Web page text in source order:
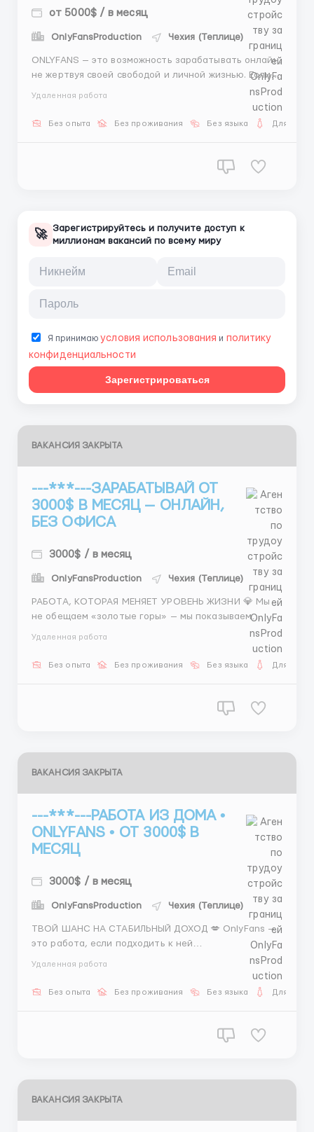
от 5000$ / в месяц
OnlyFansProduction Чехия (Теплице)
ONLYFANS — это возможность зарабатывать онлайн,
не жертвуя своей свободой и личной жизнью. Если
графиков и постоянных ограничений — этот формат
может подойти именно тебе. Мы работаем как с
Удаленная работа
Без опыта Без проживания Без языка Для
🚀 Зарегистрируйтесь и получите доступ к
миллионам вакансий по всему миру
Я принимаюусловия использования и политику
конфиденциальности
Зарегистрироваться
ВАКАНСИЯ ЗАКРЫТА
---***---ЗАРАБАТЫВАЙ ОТ
3000$ В МЕСЯЦ — ОНЛАЙН,
БЕЗ ОФИСА
3000$ / в месяц
OnlyFansProduction Чехия (Теплице)
РАБОТА, КОТОРАЯ МЕНЯЕТ УРОВЕНЬ ЖИЗНИ 💎 Мы
не обещаем «золотые горы» — мы показываем
доход моделей — от 3000$ 🕒 Занятость — 2–4 часа
в день Ты не одна — с тобой команда
Удаленная работа
Без опыта Без проживания Без языка Для
ВАКАНСИЯ ЗАКРЫТА
---***---РАБОТА ИЗ ДОМА •
ONLYFANS • ОТ 3000$ В
МЕСЯЦ
3000$ / в месяц
OnlyFansProduction Чехия (Теплице)
ТВОЙ ШАНС НА СТАБИЛЬНЫЙ ДОХОД 💋 OnlyFans —
это работа, если подходить к ней
Наши модели зарабатывают от 3000$ 💎 Работают
2–4 часа в день 📲 Готова попробовать? Пиши или
Удаленная работа
Без опыта Без проживания Без языка Для
ВАКАНСИЯ ЗАКРЫТА